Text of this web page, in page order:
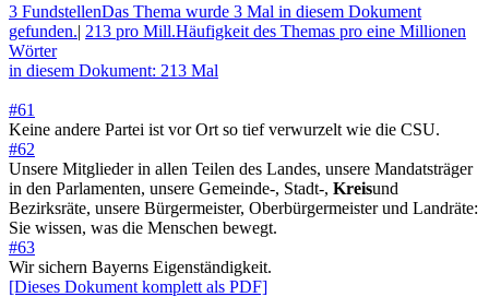
3 FundstellenDas Thema wurde 3 Mal in diesem Dokument
gefunden.| 213 pro Mill.Häufigkeit des Themas pro eine Millionen
Wörter
in diesem Dokument: 213 Mal
#61
Keine andere Partei ist vor Ort so tief verwurzelt wie die CSU.
#62
Unsere Mitglieder in allen Teilen des Landes, unsere Mandatsträger
in den Parlamenten, unsere Gemeinde-, Stadt-, Kreisund
Bezirksräte, unsere Bürgermeister, Oberbürgermeister und Landräte:
Sie wissen, was die Menschen bewegt.
#63
Wir sichern Bayerns Eigenständigkeit.
[Dieses Dokument komplett als PDF]